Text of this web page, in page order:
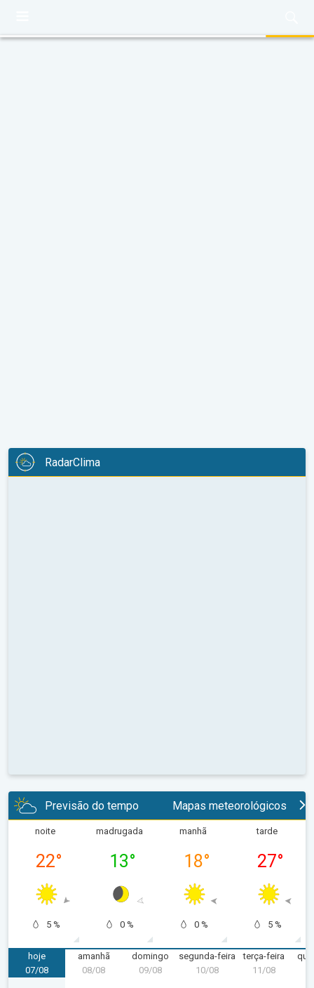
RadarClima
Previsão do tempo Mapas meteorológicos
noite
22°
5 %
madrugada
13°
0 %
manhã
18°
0 %
tarde
27°
5 %
hoje
sexta-feira, 07/08
07/08
amanhã
sábado, 08/08
08/08
domingo
domingo, 09/08
09/08
segunda-feira
segunda-feira, 10/08
10/08
terça-feira
11/08